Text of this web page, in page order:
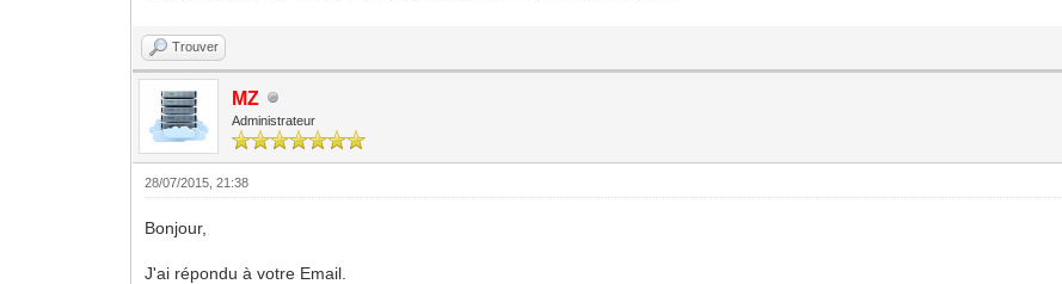
Trouver
MZ
Administrateur
28/07/2015, 21:38
Bonjour,
J'ai répondu à votre Email.